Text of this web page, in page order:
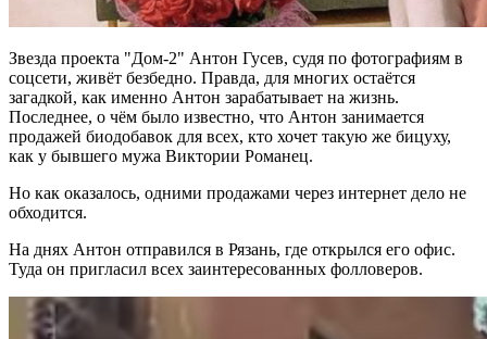
Звезда проекта "Дом-2" Антон Гусев, судя по фотографиям в
соцсети, живёт безбедно. Правда, для многих остаётся
загадкой, как именно Антон зарабатывает на жизнь.
Последнее, о чём было известно, что Антон занимается
продажей биодобавок для всех, кто хочет такую же бицуху,
как у бывшего мужа Виктории Романец.
Но как оказалось, одними продажами через интернет дело не
обходится.
На днях Антон отправился в Рязань, где открылся его офис.
Туда он пригласил всех заинтересованных фолловеров.